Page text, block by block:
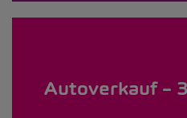
Autoverkauf –